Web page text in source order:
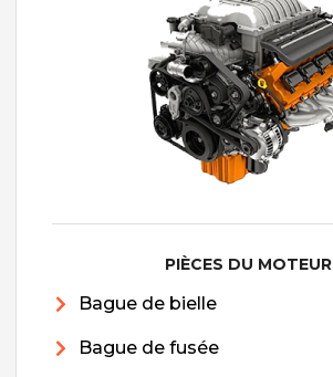
PIÈCES DU MOTEUR
Bague de bielle
Bague de fusée